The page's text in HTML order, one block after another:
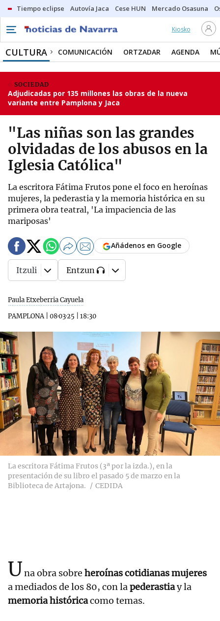
Tiempo eclipse Autovía Jaca Cese HUN Mercado Osasuna
Kiosko
CULTURA COMUNICACIÓN ORTZADAR AGENDA
SOCIEDAD
Adjudicadas por 135 millones las obras de la nueva
variante entre Pamplona y Jaca
"Las niñas son las grandes
olvidadas de los abusos en la
Iglesia Católica"
La escritora Fátima Frutos pone el foco en heroínas
mujeres, la pederastia y la memoria histórica en su
primera obra teatral, 'La impaciencia de las
mariposas'
Paula Etxeberria Cayuela
PAMPLONA| 08·03·25 18:30
Añádenos en Google
Itzuli Entzun
La escritora Fátima Frutos (3ª por la izda.), en la
presentación de su libro el pasado 5 de marzo en la
Biblioteca de Artajona.
CEDIDA
Una obra sobre heroínas cotidianas mujeres
a mediados de los 80, con lapederastiay la
memoria históricacomo temas.